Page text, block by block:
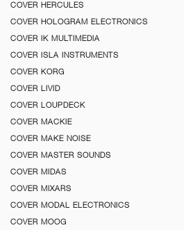
COVER HERCULES
COVER HOLOGRAM ELECTRONICS
COVER IK MULTIMEDIA
COVER ISLA INSTRUMENTS
COVER KORG
COVER LIVID
COVER LOUPDECK
COVER MACKIE
COVER MAKE NOISE
COVER MASTER SOUNDS
COVER MIDAS
COVER MIXARS
COVER MODAL ELECTRONICS
COVER MOOG